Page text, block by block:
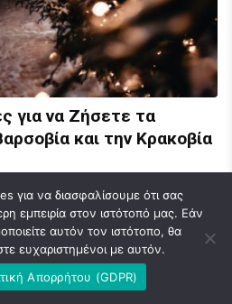
για να Ζήσετε τα
και την Κρακοβία
2, 2024 2 Min Read
| News. Designed & Developed by
για να διασφαλίσουμε ότι σας
εμπειρία στον ιστότοπό μας. Εάν
αυτόν τον ιστότοπο, θα
ευχαριστημένοι με αυτόν.
Απορρήτου (GDPR)